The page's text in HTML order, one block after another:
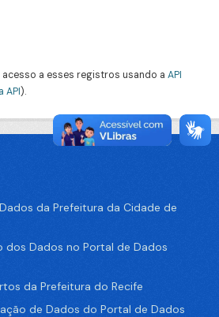
a esses registros usando a API
API).
da Prefeitura da Cidade de
dos Dados no Portal de Dados
da Prefeitura do Recife
de Dados do Portal de Dados